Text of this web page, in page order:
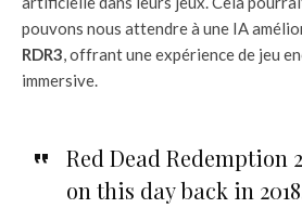
pouvons nous attendre à une IA
RDR3, offrant une expérience de jeu
immersive.
Red Dead Redemption
on this day back in